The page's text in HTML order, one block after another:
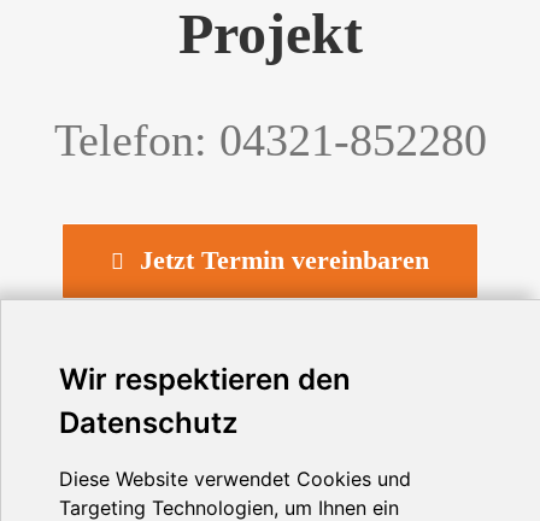
Wir respektieren den
Datenschutz
Diese Website verwendet Cookies und
Targeting Technologien, um Ihnen ein
Projekt
Telefon: 04321-852280
Jetzt Termin vereinbaren